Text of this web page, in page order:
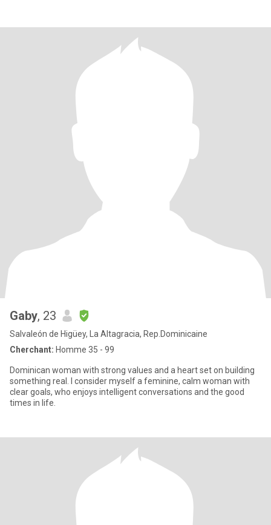
Gaby, 23
Salvaleón de Higüey, La Altagracia, Rep.Dominicaine
Cherchant: Homme 35 - 99
Dominican woman with strong values ​​and a heart set on building
something real. I consider myself a feminine, calm woman with
clear goals, who enjoys intelligent conversations and the good
times in life.